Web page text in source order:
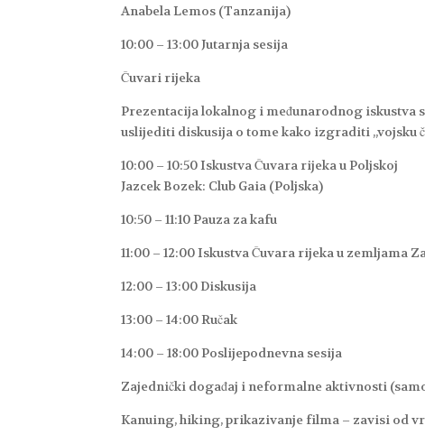
Anabela Lemos (Tanzanija)
10:00 – 13:00 Jutarnja sesija
Čuvari rijeka
Prezentacija lokalnog i međunarodnog iskustva
uslijediti diskusija o tome kako izgraditi „vojsku
10:00 – 10:50 Iskustva Čuvara rijeka u Poljskoj
Jazcek Bozek: Club Gaia (Poljska)
10:50 – 11:10 Pauza za kafu
11:00 – 12:00 Iskustva Čuvara rijeka u zemljama
12:00 – 13:00 Diskusija
13:00 – 14:00 Ručak
14:00 – 18:00 Poslijepodnevna sesija
Zajednički događaj i neformalne aktivnosti
Kanuing, hiking, prikazivanje filma – zavisi od